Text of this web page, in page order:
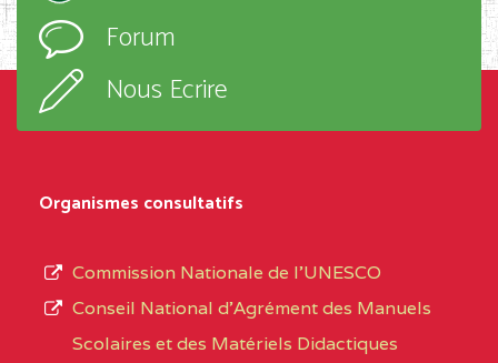
NORD
MERI
EXTREME-
NORD
CETIC DE LOULOU
d’enseignement,
type
Forum
Nous Ecrire
Organismes consultatifs
Commission Nationale de l’UNESCO
Conseil National d’Agrément des Manuels
Scolaires et des Matériels Didactiques